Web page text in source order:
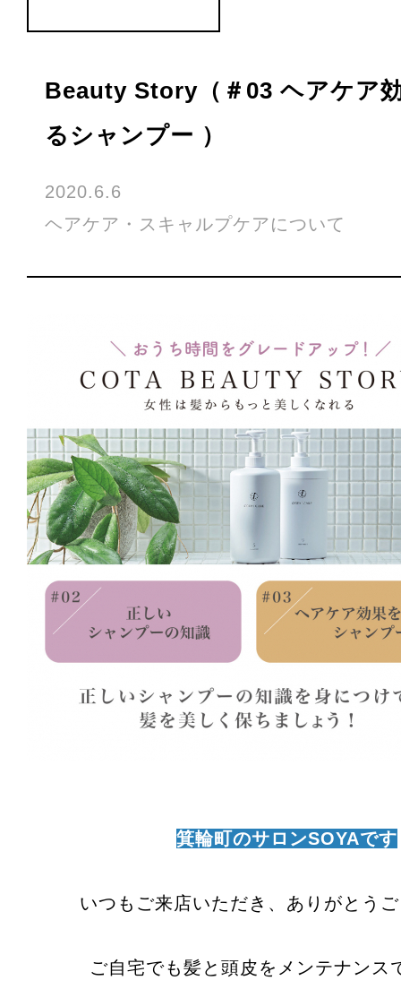
Beauty Story（＃03 ヘアケア
るシャンプー ）
2020.6.6
ヘアケア・スキャルプケアについて
箕輪町のサロンSOYAです
いつもご来店いただき、ありがとう
ご自宅でも髪と頭皮をメンテナンス